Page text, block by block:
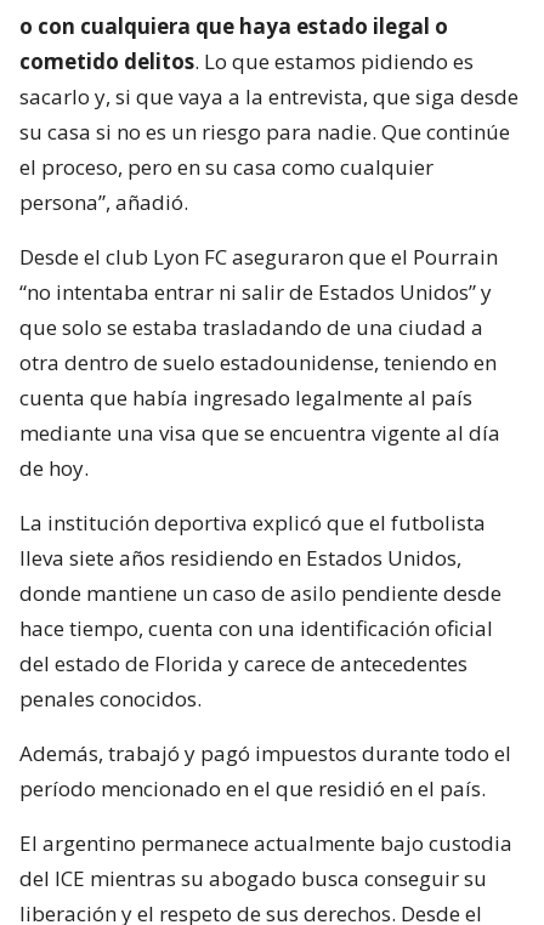
o con cualquiera que haya estado ilegal o
cometido delitos. Lo que estamos pidiendo es
sacarlo y, si que vaya a la entrevista, que siga desde
su casa si no es un riesgo para nadie. Que continúe
el proceso, pero en su casa como cualquier
persona”, añadió.
Desde el club Lyon FC aseguraron que el Pourrain
“no intentaba entrar ni salir de Estados Unidos” y
que solo se estaba trasladando de una ciudad a
otra dentro de suelo estadounidense, teniendo en
cuenta que había ingresado legalmente al país
mediante una visa que se encuentra vigente al día
de hoy.
La institución deportiva explicó que el futbolista
lleva siete años residiendo en Estados Unidos,
donde mantiene un caso de asilo pendiente desde
hace tiempo, cuenta con una identificación oficial
del estado de Florida y carece de antecedentes
penales conocidos.
Además, trabajó y pagó impuestos durante todo el
período mencionado en el que residió en el país.
El argentino permanece actualmente bajo custodia
del ICE mientras su abogado busca conseguir su
liberación y el respeto de sus derechos. Desde el